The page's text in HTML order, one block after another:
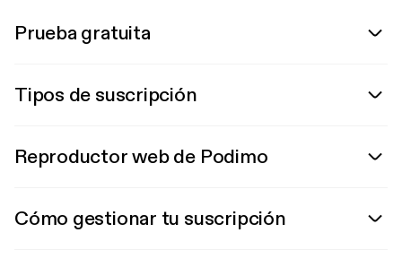
Prueba gratuita
Tipos de suscripción
Reproductor web de Podimo
Cómo gestionar tu suscripción